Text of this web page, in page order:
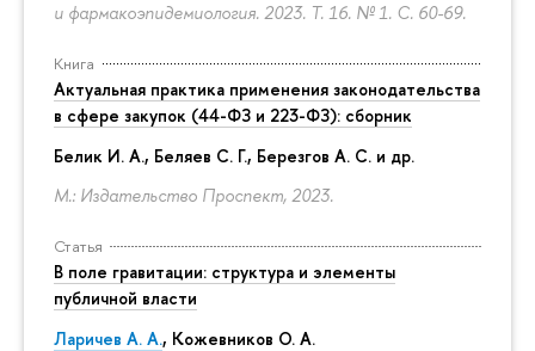
и фармакоэпидемиология. 2023. Т. 16. № 1. С. 60-69.
Книга
Актуальная практика применения законодательства
в сфере закупок (44-ФЗ и 223-ФЗ): сборник
Белик И. А., Беляев С. Г., Березгов А. С. и др.
М.: Издательство Проспект, 2023.
Статья
В поле гравитации: структура и элементы
публичной власти
Ларичев А. А., Кожевников О. А.